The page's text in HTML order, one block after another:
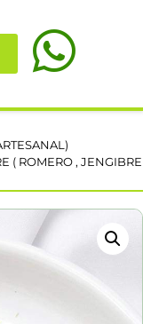
( ROMERO , JENGIBRE